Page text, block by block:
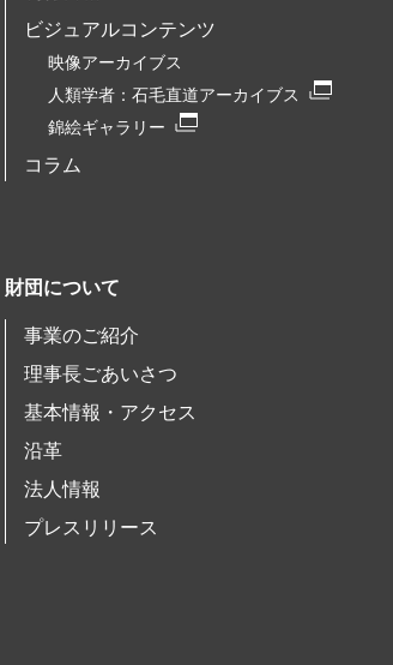
ビジュアルコンテンツ
映像アーカイブス
人類学者： 石毛直道アーカイブス
錦絵ギャラリー
コラム
財団について
事業のご紹介
理事長ごあいさつ
基本情報・アクセス
沿革
法人情報
プレスリリース